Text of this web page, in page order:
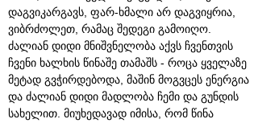
დაგვიკარგავს, ფარ-ხმალი არ დაგვიყრია,
ვიბრძოლეთ, რამაც შედეგი გამოიღო.
ძალიან დიდი მნიშვნელობა აქვს ჩვენთვის
ჩვენი ხალხის წინაშე თამაშს - როცა ყველაზე
მეტად გვჭირდებოდა, მაშინ მოგვცეს ენერგია
და ძალიან დიდი მადლობა ჩემი და გუნდის
სახელით. მიუხედავად იმისა, რომ წინა